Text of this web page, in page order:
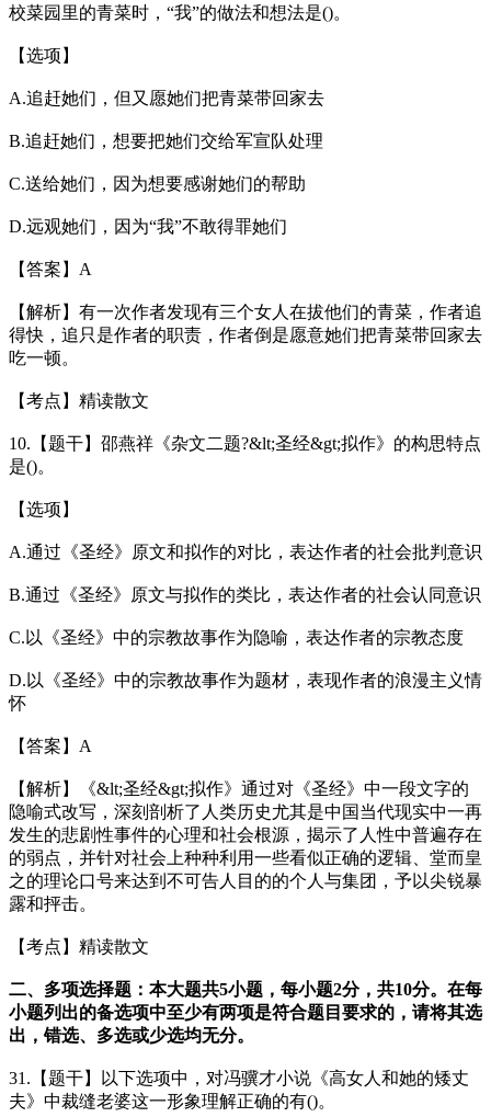
校菜园里的青菜时，“我”的做法和想法是()。
【选项】
A.追赶她们，但又愿她们把青菜带回家去
B.追赶她们，想要把她们交给军宣队处理
C.送给她们，因为想要感谢她们的帮助
D.远观她们，因为“我”不敢得罪她们
【答案】A
【解析】有一次作者发现有三个女人在拔他们的青菜，作者追
得快，追只是作者的职责，作者倒是愿意她们把青菜带回家去
吃一顿。
【考点】精读散文
10.【题干】邵燕祥《杂文二题?&lt;圣经&gt;拟作》的构思特点
是()。
【选项】
A.通过《圣经》原文和拟作的对比，表达作者的社会批判意识
B.通过《圣经》原文与拟作的类比，表达作者的社会认同意识
C.以《圣经》中的宗教故事作为隐喻，表达作者的宗教态度
D.以《圣经》中的宗教故事作为题材，表现作者的浪漫主义情
怀
【答案】A
【解析】《&lt;圣经&gt;拟作》通过对《圣经》中一段文字的
隐喻式改写，深刻剖析了人类历史尤其是中国当代现实中一再
发生的悲剧性事件的心理和社会根源，揭示了人性中普遍存在
的弱点，并针对社会上种种利用一些看似正确的逻辑、堂而皇
之的理论口号来达到不可告人目的的个人与集团，予以尖锐暴
露和抨击。
【考点】精读散文
二、多项选择题：本大题共5小题，每小题2分，共10分。在每
小题列出的备选项中至少有两项是符合题目要求的，请将其选
出，错选、多选或少选均无分。
31.【题干】以下选项中，对冯骥才小说《高女人和她的矮丈
夫》中裁缝老婆这一形象理解正确的有()。